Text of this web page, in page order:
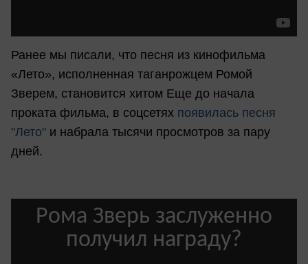
Ранее мы писали, что песня из кинофильма
«Лето», исполненная таганрожцем Ромой
Зверем, становится хитом Еще до начала
проката фильма, в соцсетях появилась песня
"Лето" и набрала тысячи просмотров за пару
дней.